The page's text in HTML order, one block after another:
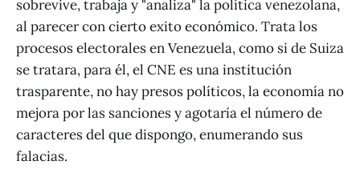
sobrevive, trabaja y "analiza" la política venezolana,
al parecer con cierto exito económico. Trata los
procesos electorales en Venezuela, como si de Suiza
se tratara, para él, el CNE es una institución
trasparente, no hay presos políticos, la economía no
mejora por las sanciones y agotaría el número de
caracteres del que dispongo, enumerando sus
falacias.